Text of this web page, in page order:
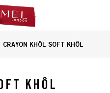
CRAYON KHÔL SOFT KHÔL
KHÔL